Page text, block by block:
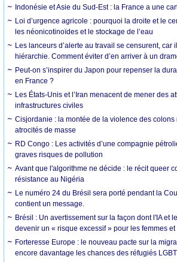
Indonésie et Asie du Sud-Est : la France a une
Loi d’urgence agricole : pourquoi la droite et le
les néonicotinoïdes et le stockage de l’eau
Les lanceurs d’alerte au travail se censurent, car
hiérarchie. Comment éviter d’en arriver à un
Peut-on s’inspirer du Japon pour repenser la
en France ?
Les États-Unis et l’Iran menacent de mener des
infrastructures civiles
Cisjordanie : la montée de la violence des
atrocités de masse
RD Congo : Les activités d’une compagnie
graves risques de pollution
Avant que l'algorithme ne décide : le récit queer
résistance au Nigéria
Le numéro 24 du Brésil sera porté pendant la
contient un message.
Brésil : Un avertissement sur la façon dont l'IA et
devenir un « risque excessif » pour les femmes
Forteresse Europe : le nouveau pacte sur la
encore davantage les chances des réfugiés